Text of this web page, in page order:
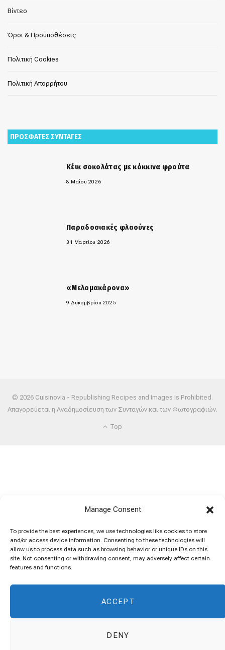
Manage Consent
To provide the best experiences, we use technologies like cookies to store
and/or access device information. Consenting to these technologies will
allow us to process data such as browsing behavior or unique IDs on this
site. Not consenting or withdrawing consent, may adversely affect certain
features and functions.
ACCEPT
DENY
Βίντεο
Όροι & Προϋποθέσεις
Πολιτική Cookies
Πολιτική Απορρήτου
ΠΡΟΣΦΑΤΕΣ ΣΥΝΤΑΓΕΣ
Κέικ σοκολάτας με κόκκινα φρούτα
8 Μαΐου 2026
Παραδοσιακές φλαούνες
31 Μαρτίου 2026
«Μελομακάρονα»
9 Δεκεμβρίου 2025
© 2026 Cuisinovia - Republishing Recipes and Images is Prohibited.
Απαγορεύεται η Αναδημοσίευση των Συνταγών και των Φωτογραφιών.
Top